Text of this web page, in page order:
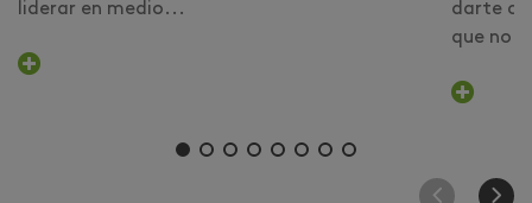
liderar en medio...
darte
que no